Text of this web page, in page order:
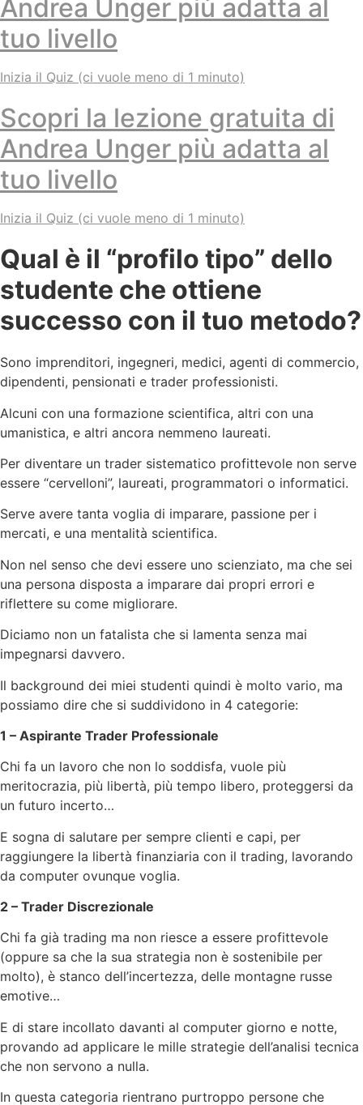
Andrea Unger più adatta al
tuo livello
Inizia il Quiz (ci vuole meno di 1 minuto)
Scopri la lezione gratuita di
Andrea Unger più adatta al
tuo livello
Inizia il Quiz (ci vuole meno di 1 minuto)
Qual è il “profilo tipo” dello
studente che ottiene
successo con il tuo metodo?
Sono imprenditori, ingegneri, medici, agenti di commercio,
dipendenti, pensionati e trader professionisti.
Alcuni con una formazione scientifica, altri con una
umanistica, e altri ancora nemmeno laureati.
Per diventare un trader sistematico profittevole non serve
essere “cervelloni”, laureati, programmatori o informatici.
Serve avere tanta voglia di imparare, passione per i
mercati, e una mentalità scientifica.
Non nel senso che devi essere uno scienziato, ma che sei
una persona disposta a imparare dai propri errori e
riflettere su come migliorare.
Diciamo non un fatalista che si lamenta senza mai
impegnarsi davvero.
Il background dei miei studenti quindi è molto vario, ma
possiamo dire che si suddividono in 4 categorie:
1 – Aspirante Trader Professionale
Chi fa un lavoro che non lo soddisfa, vuole più
meritocrazia, più libertà, più tempo libero, proteggersi da
un futuro incerto…
E sogna di salutare per sempre clienti e capi, per
raggiungere la libertà finanziaria con il trading, lavorando
da computer ovunque voglia.
2 – Trader Discrezionale
Chi fa già trading ma non riesce a essere profittevole
(oppure sa che la sua strategia non è sostenibile per
molto), è stanco dell’incertezza, delle montagne russe
emotive…
E di stare incollato davanti al computer giorno e notte,
provando ad applicare le mille strategie dell’analisi tecnica
che non servono a nulla.
In questa categoria rientrano purtroppo persone che